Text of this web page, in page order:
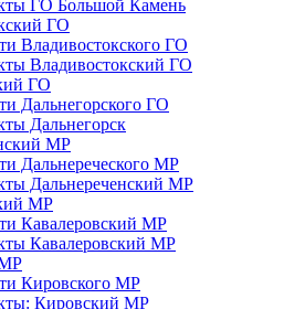
ГО Большой Камень
ГО
Владивостокского ГО
Владивостокский ГО
ГО
Дальнегорского ГО
Дальнегорск
МР
Дальнереческого МР
Дальнереченский МР
МР
Кавалеровский МР
Кавалеровский МР
Кировского МР
Кировский МР